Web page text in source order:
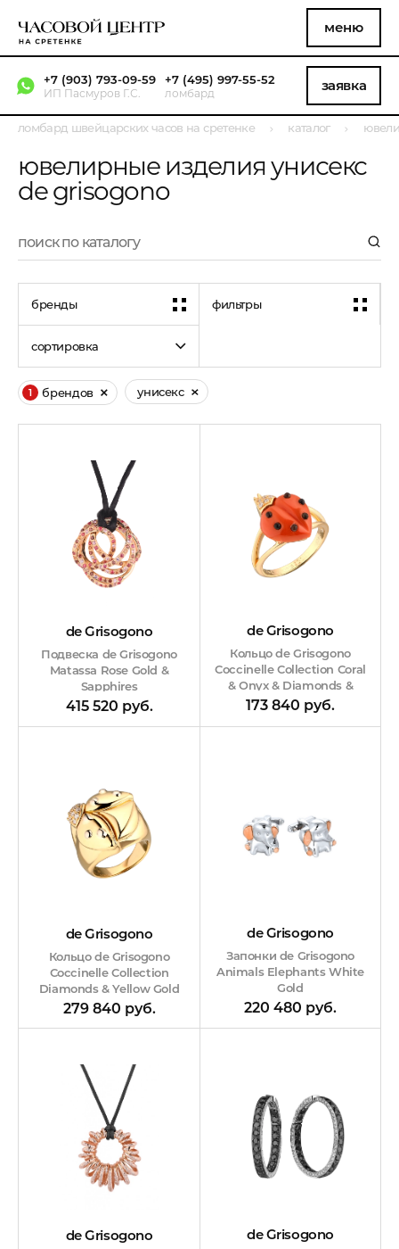
меню
+7 (903) 793-09-59
ИП Пасмуров Г.С.
+7 (495) 997-55-52
ломбард заявка
ломбард швейцарских часов на сретенке каталог
ювелирные изделия унисекс
de grisogono
бренды фильтры
сортировка
1 брендов унисекс
de Grisogono
Подвеска de Grisogono
Matassa Rose Gold &
Sapphires
415 520 руб.
de Grisogono
Кольцо de Grisogono
Coccinelle Collection Coral
& Onyx & Diamonds &
Yellow Gold Ring
173 840 руб.
de Grisogono
Кольцо de Grisogono
Coccinelle Collection
Diamonds & Yellow Gold
279 840 руб.
de Grisogono
Запонки de Grisogono
Animals Elephants White
Gold
220 480 руб.
de Grisogono de Grisogono